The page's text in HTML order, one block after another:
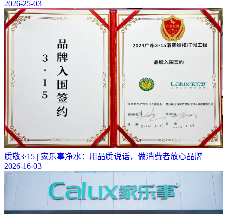
2026-25-03
质敬3·15 | 家乐事净水：用品质说话，做消费者放心品牌
2026-16-03